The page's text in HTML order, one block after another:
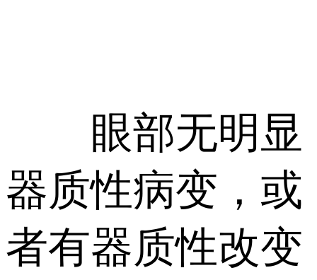
眼部无明显
器质性病变，或
者有器质性改变